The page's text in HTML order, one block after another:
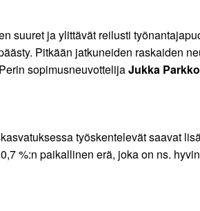
ja ylittävät reilusti
Pitkään jatkuneiden raskaiden
sopimusneuvottelijaJukka
työskentelevät saavat
%:n paikallinen erä, joka on ns.